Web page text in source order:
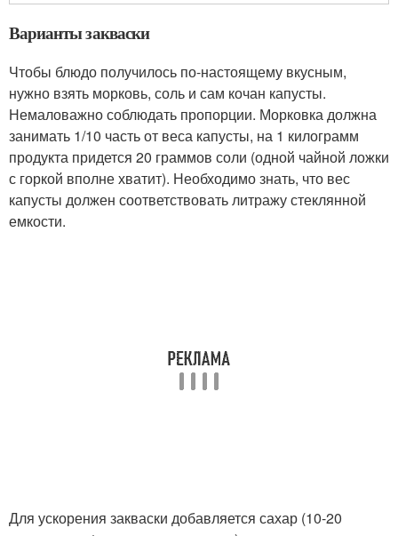
Варианты закваски
Чтобы блюдо получилось по-настоящему вкусным,
нужно взять морковь, соль и сам кочан капусты.
Немаловажно соблюдать пропорции. Морковка должна
занимать 1/10 часть от веса капусты, на 1 килограмм
продукта придется 20 граммов соли (одной чайной ложки
с горкой вполне хватит). Необходимо знать, что вес
капусты должен соответствовать литражу стеклянной
емкости.
Для ускорения закваски добавляется сахар (10-20